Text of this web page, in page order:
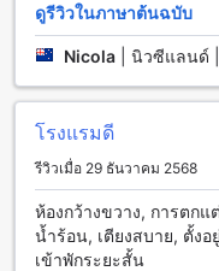
ความเป็นส่วนตัว ห้อง
เตียงคู่ ส่วนห้อง
เตียงขนาดคิงไซส์ ทำใ
สะดวกสบายอย่างเต็มที่
เมืองชุมพร: แหล่งท่องเที่
เมืองชุมพรเป็นเมืองที่มีค
ธรรมดา อยู่ติดกับทะเล
สวยงามและมองเห็นเก
นอกจากนี้ยังมีชายหาดที่
ดูรีวิวในภาษาต้นฉบับ
Nicola นิวซีแลนด์
โรงแรมดี
รีวิวเมื่อ 29 ธันวาคม 2568
ห้องกว้างขวาง, การตก
น้ำร้อน, เตียงสบาย, ตั้ง
เข้าพักระยะสั้น